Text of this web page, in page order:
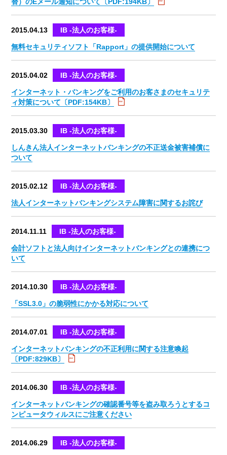
2015.04.13 IB -法人のお客様-
無料セキュリティソフト「Rapport」の提供開始について
2015.04.02 IB -法人のお客様-
インターネット・バンキングをご利用のお客さまのセキュリテ
ィ対策について〔PDF:154KB〕
2015.03.30 IB -法人のお客様-
しんきん法人インターネットバンキングの不正送金被害補償に
ついて
2015.02.12 IB -法人のお客様-
法人インターネットバンキングシステム障害に関するお詫び
2014.11.11 IB -法人のお客様-
会計ソフトと法人向けインターネットバンキングとの連携につ
いて
2014.10.30 IB -法人のお客様-
「SSL3.0」の脆弱性にかかる対応について
2014.07.01 IB -法人のお客様-
インターネットバンキングの不正利用に関する注意喚起
〔PDF:829KB〕
2014.06.30 IB -法人のお客様-
インターネットバンキングの確認番号等を盗み取ろうとするコ
ンピュータウィルスにご注意ください
2014.06.29 IB -法人のお客様-